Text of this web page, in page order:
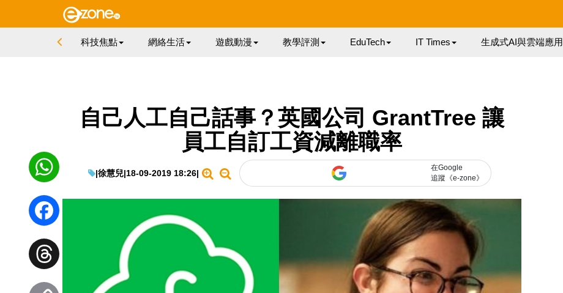
科技焦點 網絡生活 遊戲動漫 教學評測 EduTech IT Times 生成式AI與雲端應用
自己人工自己話事？英國公司 GrantTree 讓
員工自訂工資減離職率
|徐慧兒|18-09-2019 18:26|
在Google
追蹤《e-zone》
WhatsApp
Facebook
Threads